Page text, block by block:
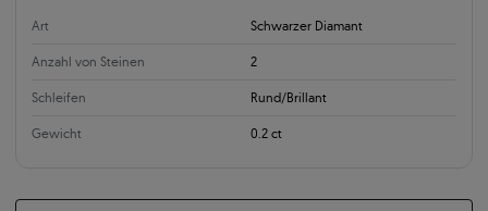
Art Schwarzer Diamant
Anzahl von Steinen 2
Schleifen Rund/Brillant
Gewicht 0.2 ct